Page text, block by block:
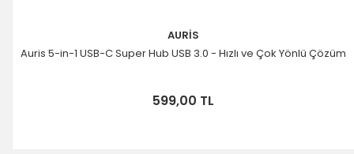
AURİS
Auris 5-in-1 USB-C Super Hub USB 3.0 - Hızlı ve Çok Yönlü Çözüm
599,00 TL